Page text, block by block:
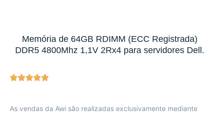
Memória de 64GB RDIMM (ECC Registrada)
DDR5 4800Mhz 1,1V 2Rx4 para servidores Dell.
As vendas da Awi são realizadas exclusivamente mediante